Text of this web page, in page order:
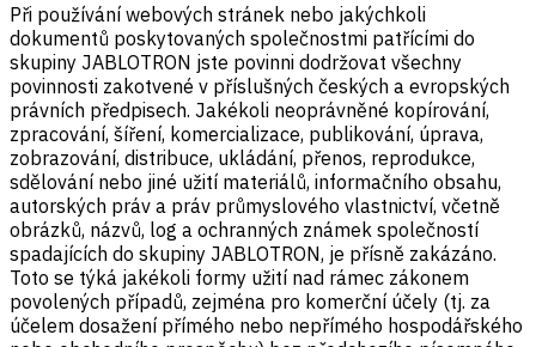
Při používání webových stránek nebo jakýchkoli
dokumentů poskytovaných společnostmi patřícími do
skupiny JABLOTRON jste povinni dodržovat všechny
povinnosti zakotvené v příslušných českých a evropských
právních předpisech. Jakékoli neoprávněné kopírování,
zpracování, šíření, komercializace, publikování, úprava,
zobrazování, distribuce, ukládání, přenos, reprodukce,
sdělování nebo jiné užití materiálů, informačního obsahu,
autorských práv a práv průmyslového vlastnictví, včetně
obrázků, názvů, log a ochranných známek společností
spadajících do skupiny JABLOTRON, je přísně zakázáno.
Toto se týká jakékoli formy užití nad rámec zákonem
povolených případů, zejména pro komerční účely (tj. za
účelem dosažení přímého nebo nepřímého hospodářského